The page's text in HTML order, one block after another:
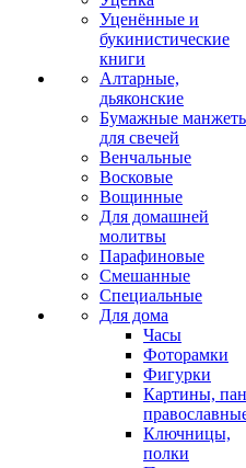
Уценённые и
букинистические
книги
Алтарные,
дьяконские
Бумажные
для свечей
Венчальные
Восковые
Вощинные
Для домашней
молитвы
Парафиновые
Смешанные
Специальные
Для дома
Часы
Фоторамки
Фигурки
Картины,
Ключницы,
полки